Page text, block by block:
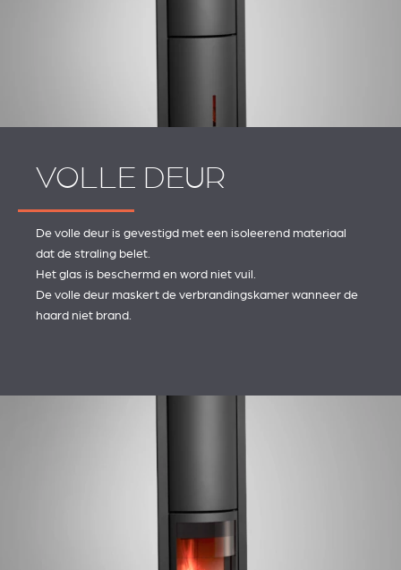
VOLLE DEUR
De volle deur is gevestigd met een isoleerend materiaal
dat de straling belet.
Het glas is beschermd en word niet vuil.
De volle deur maskert de verbrandingskamer wanneer de
haard niet brand.